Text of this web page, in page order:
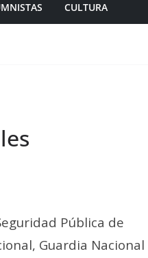
CULTURA
Pública de
Guardia Nacional